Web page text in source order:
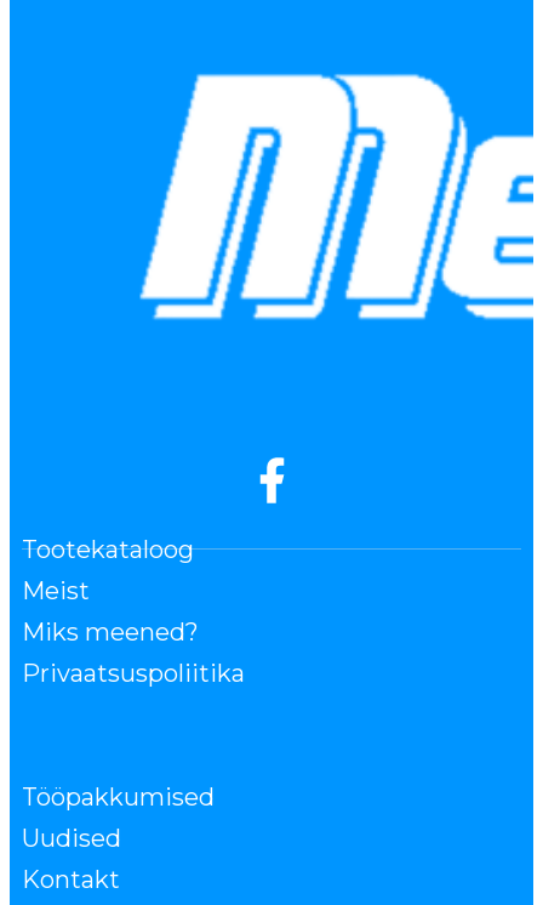
Tootekataloog
Meist
Miks meened?
Privaatsuspoliitika
Tööpakkumised
Uudised
Kontakt